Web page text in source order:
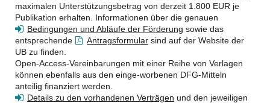
maximalen Unterstützungsbetrag von derzeit 1.800 EUR je
Publikation erhalten. Informationen über die genauen
Bedingungen und Abläufe der Förderung sowie das
entsprechende
Antragsformular sind auf der Website der
UB zu finden.
Open-Access-Vereinbarungen mit einer Reihe von Verlagen
können ebenfalls aus den einge-worbenen DFG-Mitteln
anteilig finanziert werden.
Details zu den vorhandenen Verträgen und den jeweiligen